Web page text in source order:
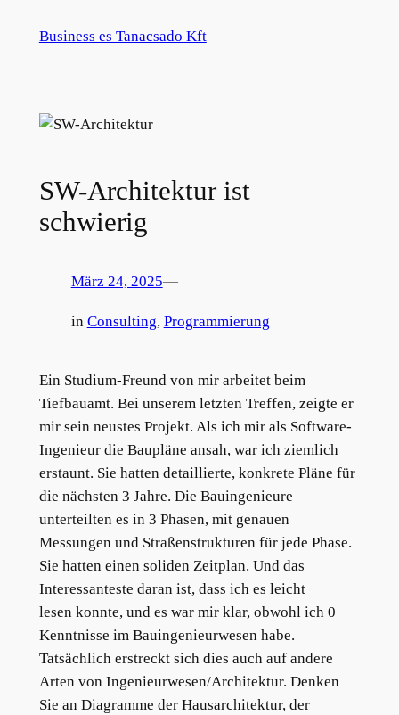
InhaltBusiness es Tanacsado Kft
SW-Architektur ist
schwierig
März 24, 2025—
in Consulting, Programmierung
Ein Studium-Freund von mir arbeitet beim
Tiefbauamt. Bei unserem letzten Treffen, zeigte er
mir sein neustes Projekt. Als ich mir als Software-
Ingenieur die Baupläne ansah, war ich ziemlich
erstaunt. Sie hatten detaillierte, konkrete Pläne für
die nächsten 3 Jahre. Die Bauingenieure
unterteilten es in 3 Phasen, mit genauen
Messungen und Straßenstrukturen für jede Phase.
Sie hatten einen soliden Zeitplan. Und das
Interessanteste daran ist, dass ich es leicht
lesen konnte, und es war mir klar, obwohl ich 0
Kenntnisse im Bauingenieurwesen habe.
Tatsächlich erstreckt sich dies auch auf andere
Arten von Ingenieurwesen/Architektur. Denken
Sie an Diagramme der Hausarchitektur, der